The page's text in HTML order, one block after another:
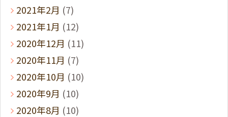
2021年2月 (7)
2021年1月 (12)
2020年12月 (11)
2020年11月 (7)
2020年10月 (10)
2020年9月 (10)
2020年8月 (10)